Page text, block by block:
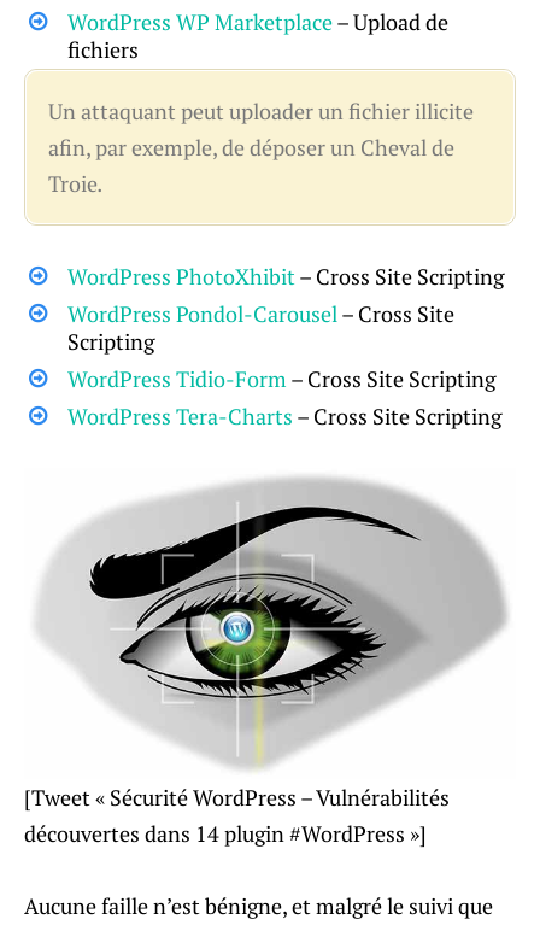
WordPress WP Marketplace– Upload de
fichiers
Un attaquant peut uploader un fichier illicite
afin, par exemple, de déposer un Cheval de
Troie.
WordPress PhotoXhibit – Cross Site Scripting
WordPress Pondol-Carousel – Cross Site
Scripting
WordPress Tidio-Form – Cross Site Scripting
WordPress Tera-Charts – Cross Site Scripting
[Tweet « Sécurité WordPress – Vulnérabilités
découvertes dans 14 plugin #WordPress »]
Aucune faille n’est bénigne, et malgré le suivi que